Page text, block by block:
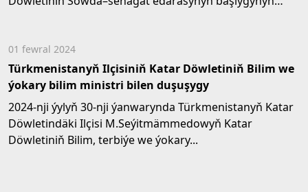
01 fewral 2024
Türkmenistanyň Ilçisiniň Katar Döwletiniň Bilim we
ýokary bilim ministri bilen duşuşygy
2024-nji ýylyň 30-nji ýanwarynda Türkmenistanyň Katar
Döwletindäki Ilçisi M.Seýitmämmedowyň Katar
Döwletiniň Bilim, terbiýe we ýokary...